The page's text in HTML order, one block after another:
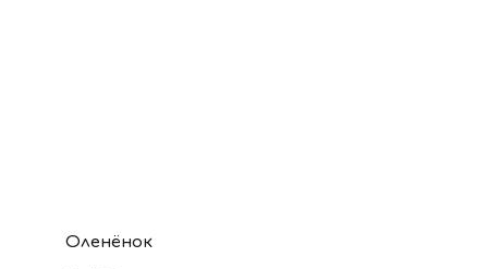
Оленёнок